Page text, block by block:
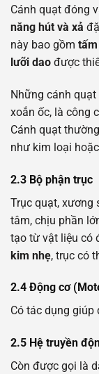
Cánh quạt đóng
năng hút và xả
này bao gồm
lưỡi dao được
Những cánh
xoắn ốc, là công
Cánh quạt
như kim loại
2.3 Bộ phận trục
Trục quạt, xương
tâm, chịu phần
tạo từ vật liệu có
kim nhẹ, trục có
2.4 Động cơ
Có tác dụng
2.5 Hệ truyền
Còn được gọi là